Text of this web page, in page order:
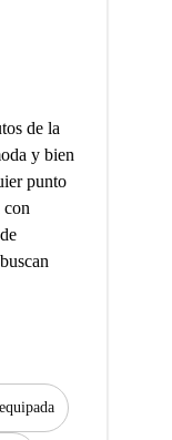
de la
y bien
punto